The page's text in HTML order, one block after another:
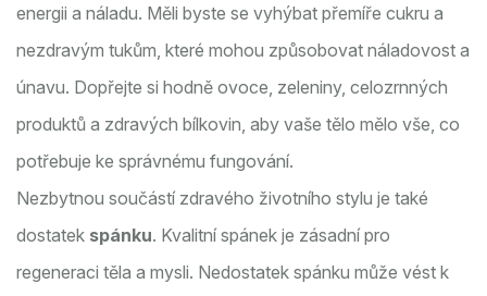
energii a náladu. Měli byste se vyhýbat přemíře cukru a
nezdravým tukům, které mohou způsobovat náladovost a
únavu. Dopřejte si hodně ovoce, zeleniny, celozrnných
produktů a zdravých bílkovin, aby vaše tělo mělo vše, co
potřebuje ke správnému fungování.
Nezbytnou součástí zdravého životního stylu je také
dostatek spánku. Kvalitní spánek je zásadní pro
regeneraci těla a mysli. Nedostatek spánku může vést k